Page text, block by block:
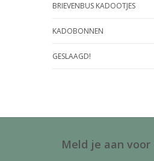
BRIEVENBUS KADOOTJES
KADOBONNEN
GESLAAGD!
Meld je aan